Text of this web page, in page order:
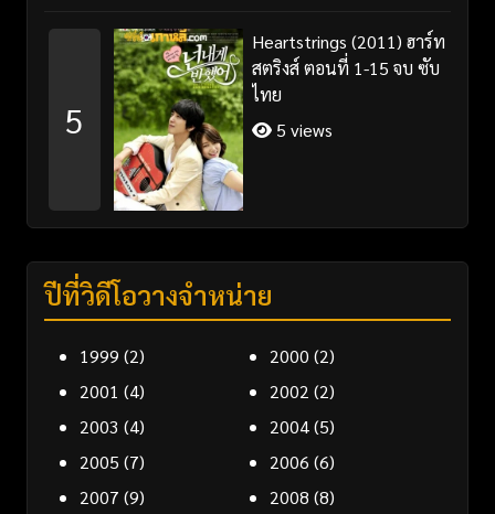
5
Heartstrings (2011) ฮาร์ท
สตริงส์ ตอนที่ 1-15 จบ ซับ
ไทย
5 views
ปีที่วิดีโอวางจำหน่าย
1999 (2) 2000 (2)
2001 (4) 2002 (2)
2003 (4) 2004(5)
2005 (7) 2006 (6)
2007 (9) 2008 (8)